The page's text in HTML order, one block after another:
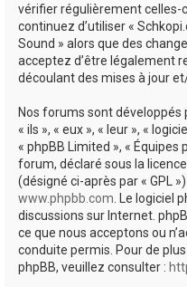
vérifier régulièrement celles-
continuez d’utiliser «
Sound » alors que des
acceptez d’être légalement
découlant des mises à jour
Nos forums sont développés
« ils », « eux », « leur », «
« phpBB Limited », « Équipes
forum, déclaré sous la licence
(désigné ci-après par « GPL
www.phpbb.com . Le logiciel
discussions sur Internet.
ce que nous acceptons ou
conduite permis. Pour de
phpBB, veuillez consulter :